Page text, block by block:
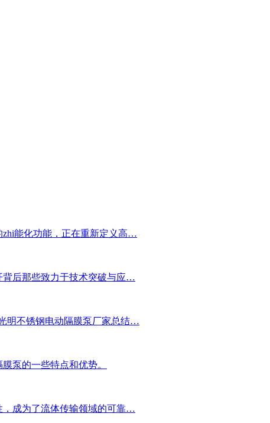
zhi能化功能，正在重新定义高…
背后那些致力于技术突破与应…
明不锈钢电动隔膜泵厂家总结…
泵的一些特点和优势。
，成为了流体传输领域的可靠…